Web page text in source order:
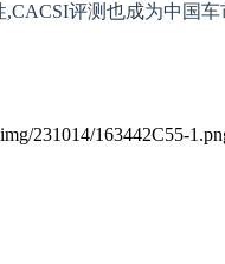
评测也成为中国